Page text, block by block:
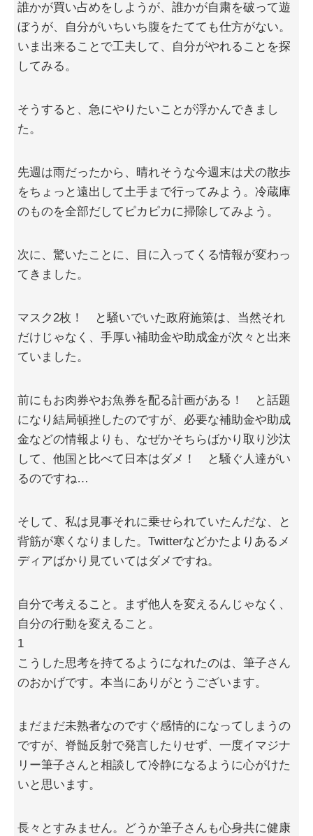
誰かが買い占めをしようが、誰かが自粛を破って遊
ぼうが、自分がいちいち腹をたてても仕方がない。
いま出来ることで工夫して、自分がやれることを探
してみる。
そうすると、急にやりたいことが浮かんできまし
た。
先週は雨だったから、晴れそうな今週末は犬の散歩
をちょっと遠出して土手まで行ってみよう。冷蔵庫
のものを全部だしてピカピカに掃除してみよう。
次に、驚いたことに、目に入ってくる情報が変わっ
てきました。
マスク2枚！ と騒いでいた政府施策は、当然それ
だけじゃなく、手厚い補助金や助成金が次々と出来
ていました。
前にもお肉券やお魚券を配る計画がある！ と話題
になり結局頓挫したのですが、必要な補助金や助成
金などの情報よりも、なぜかそちらばかり取り沙汰
して、他国と比べて日本はダメ！ と騒ぐ人達がい
るのですね…
そして、私は見事それに乗せられていたんだな、と
背筋が寒くなりました。Twitterなどかたよりあるメ
ディアばかり見ていてはダメですね。
自分で考えること。まず他人を変えるんじゃなく、
自分の行動を変えること。
1
こうした思考を持てるようになれたのは、筆子さん
のおかげです。本当にありがとうございます。
まだまだ未熟者なのですぐ感情的になってしまうの
ですが、脊髄反射で発言したりせず、一度イマジナ
リー筆子さんと相談して冷静になるように心がけた
いと思います。
長々とすみません。どうか筆子さんも心身共に健康